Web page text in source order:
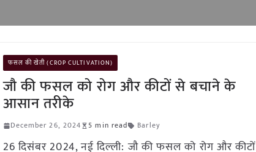
फसल की खेती (CROP CULTIVATION)
जौ की फसल को रोग और कीटों से बचाने के
आसान तरीके
December 26, 2024 5 min read Barley
26 दिसंबर 2024, नई दिल्ली: जौ की फसल को रोग और कीटों